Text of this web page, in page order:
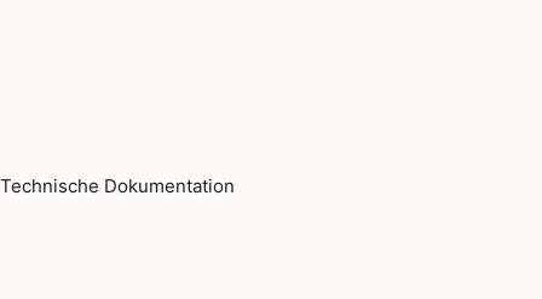
Technische Dokumentation